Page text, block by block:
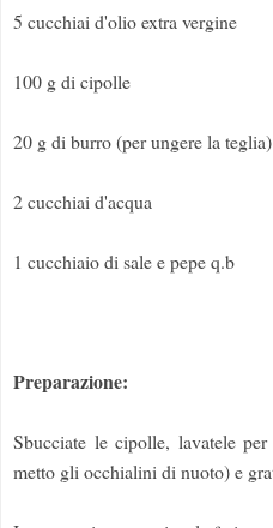
5 cucchiai d'olio extra vergine
100 g di cipolle
20 g di burro (per ungere la teglia)
2 cucchiai d'acqua
1 cucchiaio di sale e pepe q.b
Preparazione:
Sbucciate le cipolle, lavatele
metto gli occhialini di nuoto) e